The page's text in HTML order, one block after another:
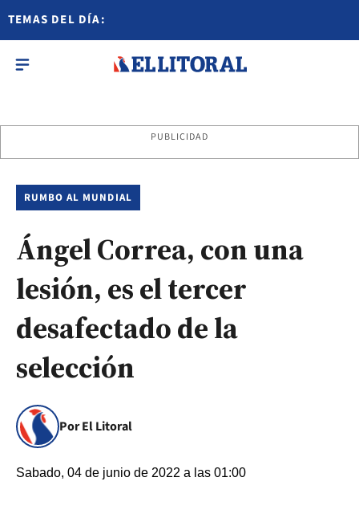
TEMAS DEL DÍA:
PUBLICIDAD
RUMBO AL MUNDIAL
Ángel Correa, con una
lesión, es el tercer
desafectado de la
selección
Por El Litoral
Sabado, 04 de junio de 2022 a las 01:00